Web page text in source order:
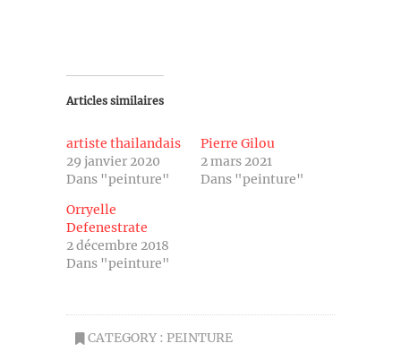
Articles similaires
artiste thailandais
29 janvier 2020
Dans "peinture"
Pierre Gilou
2 mars 2021
Dans "peinture"
Orryelle
Defenestrate
2 décembre 2018
Dans "peinture"
CATEGORY : PEINTURE